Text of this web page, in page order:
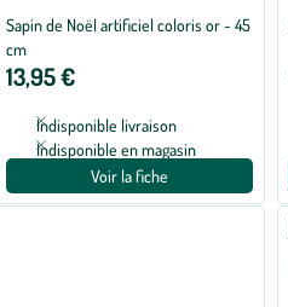
Sapin de Noël artificiel coloris or - 45
cm
13,95 €
Indisponible livraison
Indisponible en magasin
Voir la fiche